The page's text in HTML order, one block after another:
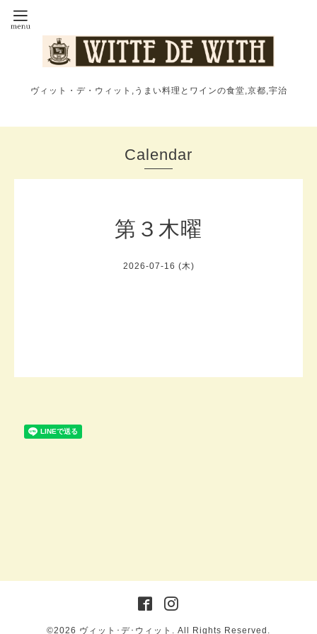
ヴィット・デ・ウィット,うまい料理とワインの食堂,京都,宇治
Calendar
第３木曜
2026-07-16 (木)
©2026 ヴィット･デ･ウィット . All Rights Reserved.